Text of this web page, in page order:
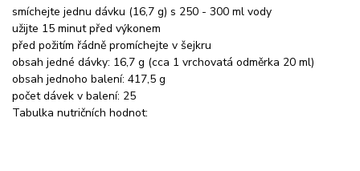
smíchejte jednu dávku (16,7 g) s 250 - 300 ml vody
užijte 15 minut před výkonem
před požitím řádně promíchejte v šejkru
obsah jedné dávky: 16,7 g (cca 1 vrchovatá odměrka 20 ml)
obsah jednoho balení: 417,5 g
počet dávek v balení: 25
Tabulka nutričních hodnot: